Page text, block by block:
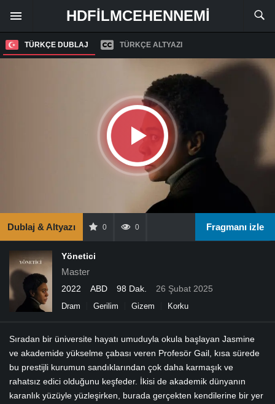
HDFILMCEHENNEMI
TÜRKÇE DUBLAJ TÜRKÇE ALTYAZI
Dublaj & Altyazı 0 0 Fragmanı izle
Yönetici
Master
2022 ABD 98 Dak. 26 Şubat 2025
Dram Gerilim Gizem Korku
Sıradan bir üniversite hayatı umuduyla okula başlayan Jasmine
ve akademide yükselme çabası veren Profesör Gail, kısa sürede
bu prestijli kurumun sandıklarından çok daha karmaşık ve
rahatsız edici olduğunu keşfeder. İkisi de akademik dünyanın
karanlık yüzüyle yüzleşirken, burada gerçekten kendilerine bir yer